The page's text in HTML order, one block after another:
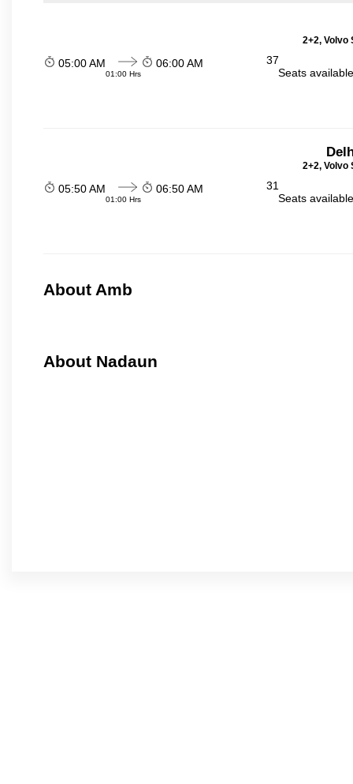
2+2, Volvo
05:00 AM
01:00 Hrs
06:00 AM
37
Seats
2+2, Volvo
05:50 AM
01:00 Hrs
06:50 AM
31
Seats
About Amb
About Nadaun